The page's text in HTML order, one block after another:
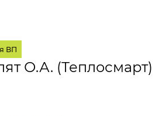
ВП
О.А. (Теплосмарт)